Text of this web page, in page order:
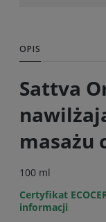
OPIS
Sattva
masażu
100 ml
Certyfikat
informacji